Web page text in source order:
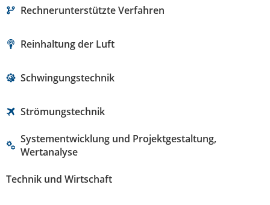
Rechnerunterstützte Verfahren
Reinhaltung der Luft
Schwingungstechnik
Strömungstechnik
Systementwicklung und Projektgestaltung,
Wertanalyse
Technik und Wirtschaft